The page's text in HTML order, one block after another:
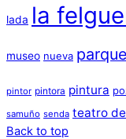
lada la
museo nueva parque
pintor pintora pintura
samuño senda teatro
Back to top